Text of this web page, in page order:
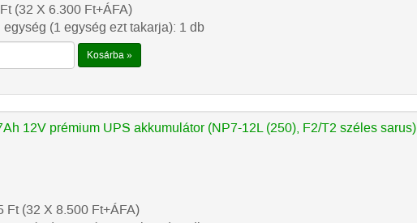
Ft(32 X 6.300 Ft+ÁFA)
(1 egység ezt takarja): 1 db
Kosárba »
12V prémium UPS akkumulátor (NP7-12L (250), F2/T2 széles sarus)
Ft(32 X 8.500 Ft+ÁFA)